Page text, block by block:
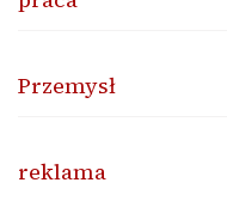
Przemysł
reklama